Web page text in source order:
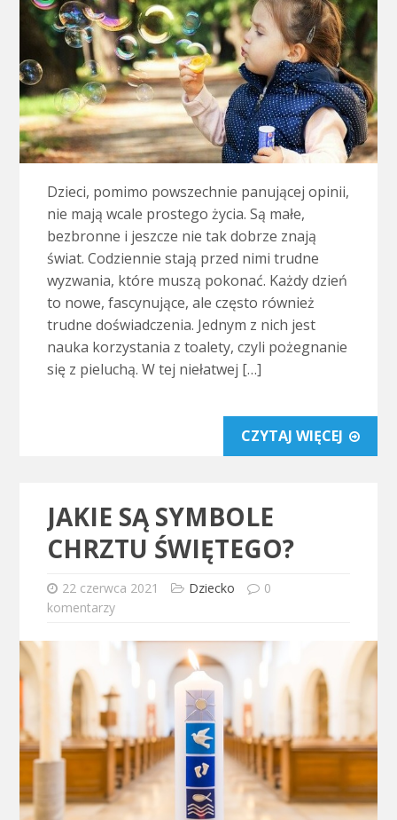
Dzieci, pomimo powszechnie panującej opinii,
nie mają wcale prostego życia. Są małe,
bezbronne i jeszcze nie tak dobrze znają
świat. Codziennie stają przed nimi trudne
wyzwania, które muszą pokonać. Każdy dzień
to nowe, fascynujące, ale często również
trudne doświadczenia. Jednym z nich jest
nauka korzystania z toalety, czyli pożegnanie
się z pieluchą. W tej niełatwej […]
CZYTAJ WIĘCEJ
JAKIE SĄ SYMBOLE
CHRZTU ŚWIĘTEGO?
22 czerwca 2021 Dziecko
0
komentarzy